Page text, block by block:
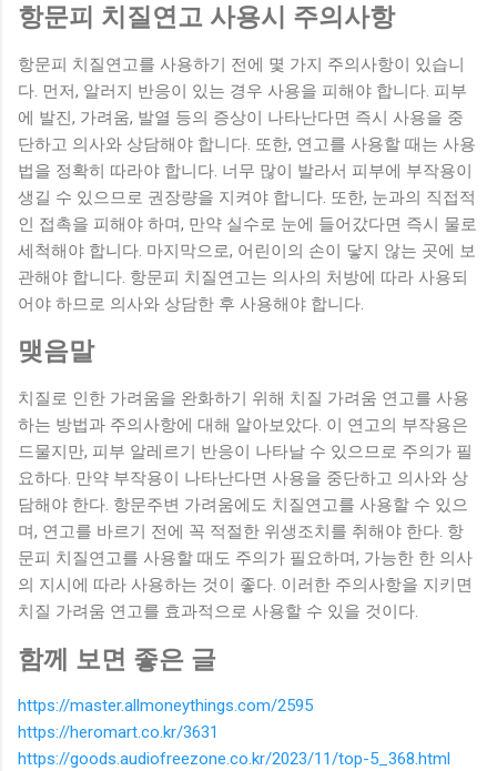
항문피 치질연고 사용시 주의사항
항문피 치질연고를 사용하기 전에 몇 가지 주의사항이 있습니
다. 먼저, 알러지 반응이 있는 경우 사용을 피해야 합니다. 피부
에 발진, 가려움, 발열 등의 증상이 나타난다면 즉시 사용을 중
단하고 의사와 상담해야 합니다. 또한, 연고를 사용할 때는 사용
법을 정확히 따라야 합니다. 너무 많이 발라서 피부에 부작용이
생길 수 있으므로 권장량을 지켜야 합니다. 또한, 눈과의 직접적
인 접촉을 피해야 하며, 만약 실수로 눈에 들어갔다면 즉시 물로
세척해야 합니다. 마지막으로, 어린이의 손이 닿지 않는 곳에 보
관해야 합니다. 항문피 치질연고는 의사의 처방에 따라 사용되
어야 하므로 의사와 상담한 후 사용해야 합니다.
맺음말
치질로 인한 가려움을 완화하기 위해 치질 가려움 연고를 사용
하는 방법과 주의사항에 대해 알아보았다. 이 연고의 부작용은
드물지만, 피부 알레르기 반응이 나타날 수 있으므로 주의가 필
요하다. 만약 부작용이 나타난다면 사용을 중단하고 의사와 상
담해야 한다. 항문주변 가려움에도 치질연고를 사용할 수 있으
며, 연고를 바르기 전에 꼭 적절한 위생조치를 취해야 한다. 항
문피 치질연고를 사용할 때도 주의가 필요하며, 가능한 한 의사
의 지시에 따라 사용하는 것이 좋다. 이러한 주의사항을 지키면
치질 가려움 연고를 효과적으로 사용할 수 있을 것이다.
함께 보면 좋은 글
https://master.allmoneythings.com/2595
https://heromart.co.kr/3631
https://goods.audiofreezone.co.kr/2023/11/top-5_368.html